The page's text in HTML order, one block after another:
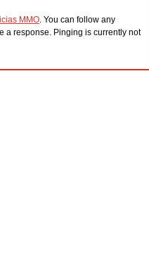
MMO. You can follow any
a response. Pinging is currently not